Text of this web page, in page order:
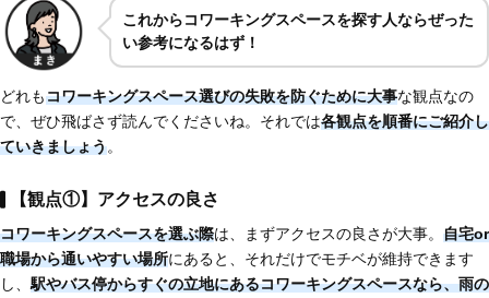
これからコワーキングスペースを探す人ならぜった
い参考になるはず！
どれもコワーキングスペース選びの失敗を防ぐために大事な観点なの
で、ぜひ飛ばさず読んでくださいね。それでは各観点を順番にご紹介し
ていきましょう。
【観点①】アクセスの良さ
コワーキングスペースを選ぶ際は、まずアクセスの良さが大事。 自宅or
職場から通いやすい場所にあると、それだけでモチベが維持できます
し、 駅やバス停からすぐの立地にあるコワーキングスペースなら、雨の